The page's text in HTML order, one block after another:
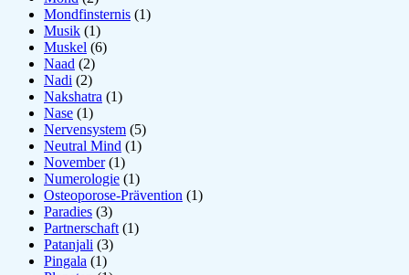
Mondfinsternis (1)
Musik (1)
Muskel (6)
Naad (2)
Nadi (2)
Nakshatra (1)
Nase (1)
Nervensystem (5)
Neutral Mind (1)
November(1)
Numerologie (1)
Osteoporose-Prävention (1)
Paradies (3)
Partnerschaft (1)
Patanjali (3)
Pingala (1)